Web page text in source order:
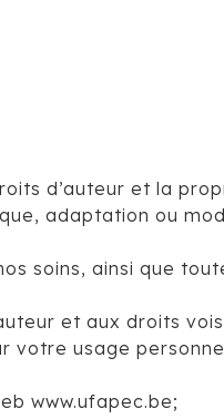
d’auteur et la
adaptation ou
soins, ainsi que
et aux droits
votre usage
www.ufapec.be;